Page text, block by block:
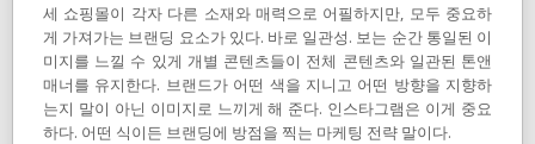
세 쇼핑몰이 각자 다른 소재와 매력으로 어필하지만, 모두 중요하
게 가져가는 브랜딩 요소가 있다. 바로 일관성. 보는 순간 통일된 이
미지를 느낄 수 있게 개별 콘텐츠들이 전체 콘텐츠와 일관된 톤앤
매너를 유지한다. 브랜드가 어떤 색을 지니고 어떤 방향을 지향하
는지 말이 아닌 이미지로 느끼게 해 준다. 인스타그램은 이게 중요
하다. 어떤 식이든 브랜딩에 방점을 찍는 마케팅 전략 말이다.